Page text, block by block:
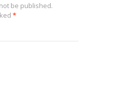
be published.
*